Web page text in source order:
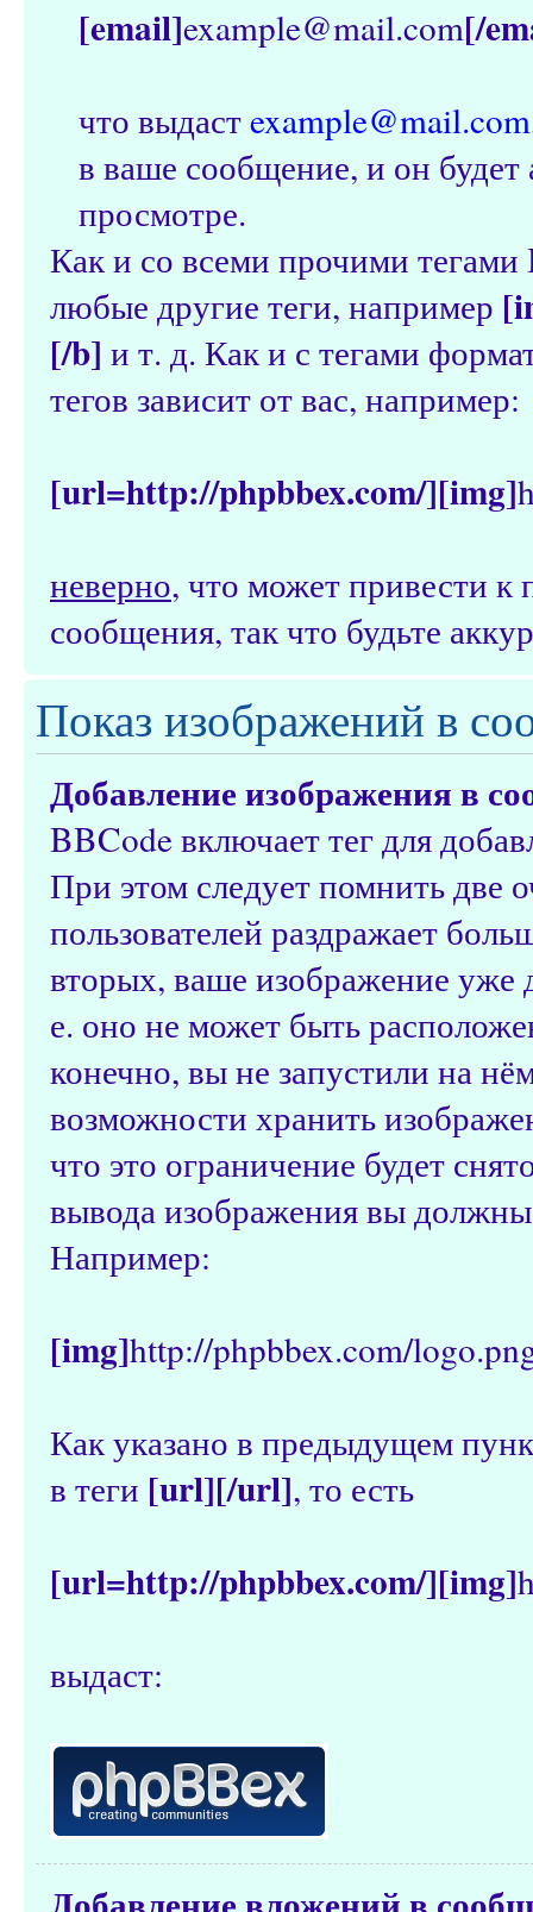
[email]example@mail.com[/
что выдастexample@mail.com
в ваше сообщение, и он будет
просмотре.
Как и со всеми прочими
любые другие теги, например
[/b] и т. д. Как и с тегами
тегов зависит от вас, например:
[url=http://phpbbex.com/][img]
неверно, что может привести
сообщения, так что будьте
Показ изображений в
Добавление изображения в
BBCode включает тег для
При этом следует помнить две
пользователей раздражает
вторых, ваше изображение уже
е. оно не может быть
конечно, вы не запустили на
возможности хранить
что это ограничение будет
вывода изображения вы
Например:
[img]http://phpbbex.com/
Как указано в предыдущем
в теги [url][/url], то есть
[url=http://phpbbex.com/][img]
выдаст: